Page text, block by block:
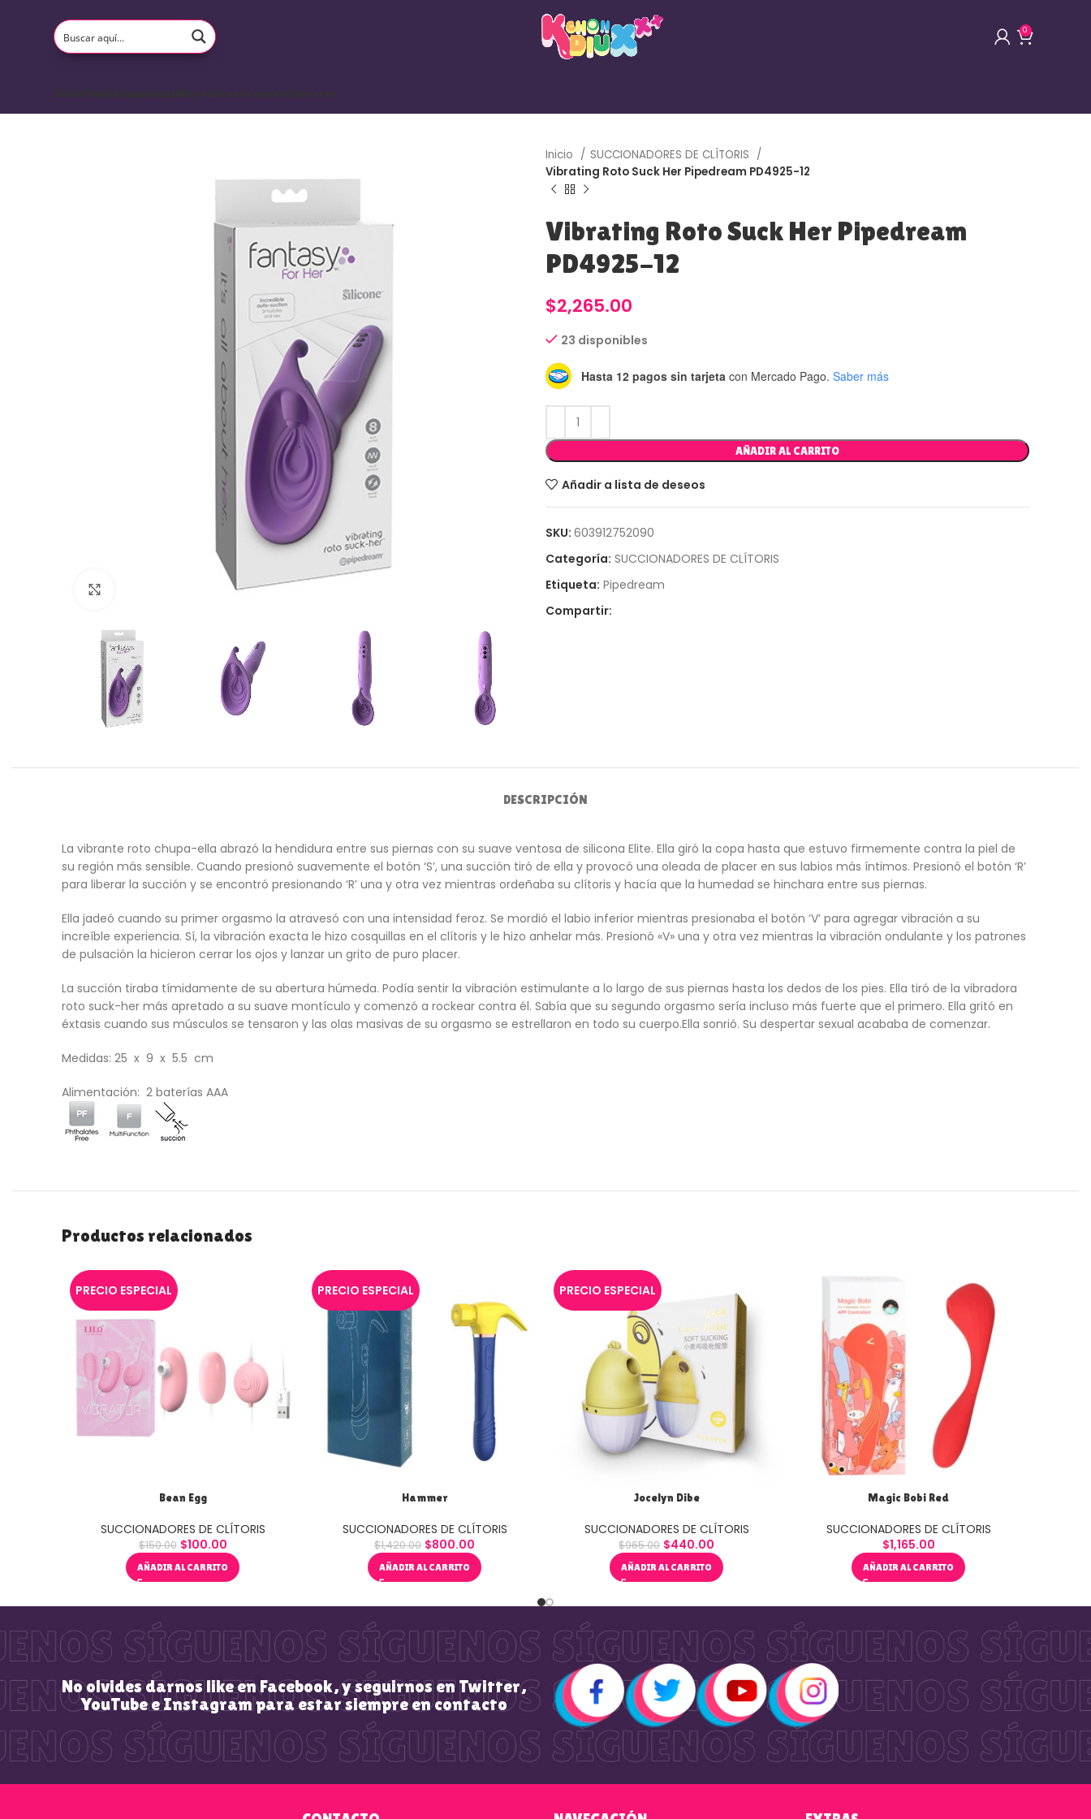
0
InicioTiendaEspecialesMayoristasLo nuevoContacto
Haga Click para agrandar
Inicio
SUCCIONADORES DE CLÍTORIS
Vibrating Roto Suck Her Pipedream PD4925-12
Vibrating Roto Suck Her Pipedream
PD4925-12
$2,265.00
23 disponibles
Hasta 12 pagos sin tarjeta con Mercado Pago. Saber más
AÑADIR AL CARRITO
Añadir a lista de deseos
SKU: 603912752090
Categoría: SUCCIONADORES DE CLÍTORIS
Etiqueta: Pipedream
Compartir:
DESCRIPCIÓN
La vibrante roto chupa-ella abrazó la hendidura entre sus piernas con su suave ventosa de silicona Elite. Ella giró la copa hasta que estuvo firmemente contra la piel de
su región más sensible. Cuando presionó suavemente el botón ‘S’, una succión tiró de ella y provocó una oleada de placer en sus labios más íntimos. Presionó el botón ‘R’
para liberar la succión y se encontró presionando ‘R’ una y otra vez mientras ordeñaba su clítoris y hacía que la humedad se hinchara entre sus piernas.
Ella jadeó cuando su primer orgasmo la atravesó con una intensidad feroz. Se mordió el labio inferior mientras presionaba el botón ‘V’ para agregar vibración a su
increíble experiencia. Sí, la vibración exacta le hizo cosquillas en el clítoris y le hizo anhelar más. Presionó «V» una y otra vez mientras la vibración ondulante y los patrones
de pulsación la hicieron cerrar los ojos y lanzar un grito de puro placer.
La succión tiraba tímidamente de su abertura húmeda. Podía sentir la vibración estimulante a lo largo de sus piernas hasta los dedos de los pies. Ella tiró de la vibradora
roto suck-her más apretado a su suave montículo y comenzó a rockear contra él. Sabía que su segundo orgasmo sería incluso más fuerte que el primero. Ella gritó en
éxtasis cuando sus músculos se tensaron y las olas masivas de su orgasmo se estrellaron en todo su cuerpo.Ella sonrió. Su despertar sexual acababa de comenzar.
Medidas: 25 x 9 x 5.5 cm
Alimentación: 2 baterías AAA
Productos relacionados
PRECIO ESPECIAL
Bean Egg
SUCCIONADORES DE CLÍTORIS
$150.00 $100.00
AÑADIR AL CARRITO
PRECIO ESPECIAL
Hammer
SUCCIONADORES DE CLÍTORIS
$1,420.00 $800.00
AÑADIR AL CARRITO
PRECIO ESPECIAL
Jocelyn Dibe
SUCCIONADORES DE CLÍTORIS
$965.00 $440.00
AÑADIR AL CARRITO
Magic Bobi Red
SUCCIONADORES DE CLÍTORIS
$1,165.00
AÑADIR AL CARRITO
No olvides darnos like en Facebook, y seguirnos en Twitter,
YouTube e Instagram para estar siempre en contacto